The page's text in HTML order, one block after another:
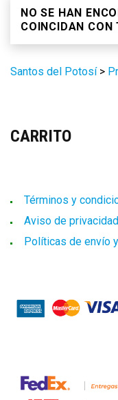
NO SE HAN
COINCIDAN CON
Santos del Potosí>
CARRITO
Términos y
Aviso de privacidad
Políticas de envío